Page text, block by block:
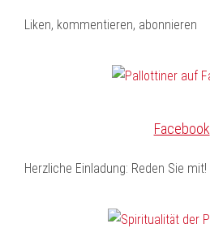
Liken, kommentieren, abonnieren
Facebook
Herzliche Einladung: Reden Sie mit!